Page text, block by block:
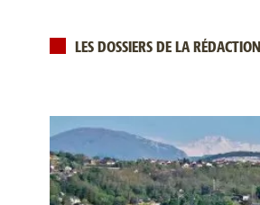
LES DOSSIERS DE LA RÉDACTION